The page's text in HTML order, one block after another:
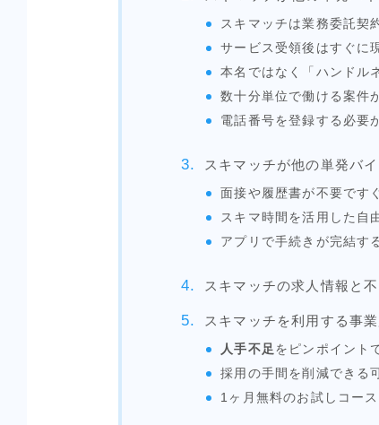
スキマッチは業務委託契
サービス受領後はすぐに
本名ではなく「ハンドル
数十分単位で働ける案件
電話番号を登録する必要
スキマッチが他の単発バ
面接や履歴書が不要です
スキマ時間を活用した自
アプリで手続きが完結す
スキマッチの求人情報と
スキマッチを利用する事
人手不足をピンポイント
採用の手間を削減できる
1ヶ月無料のお試しコー